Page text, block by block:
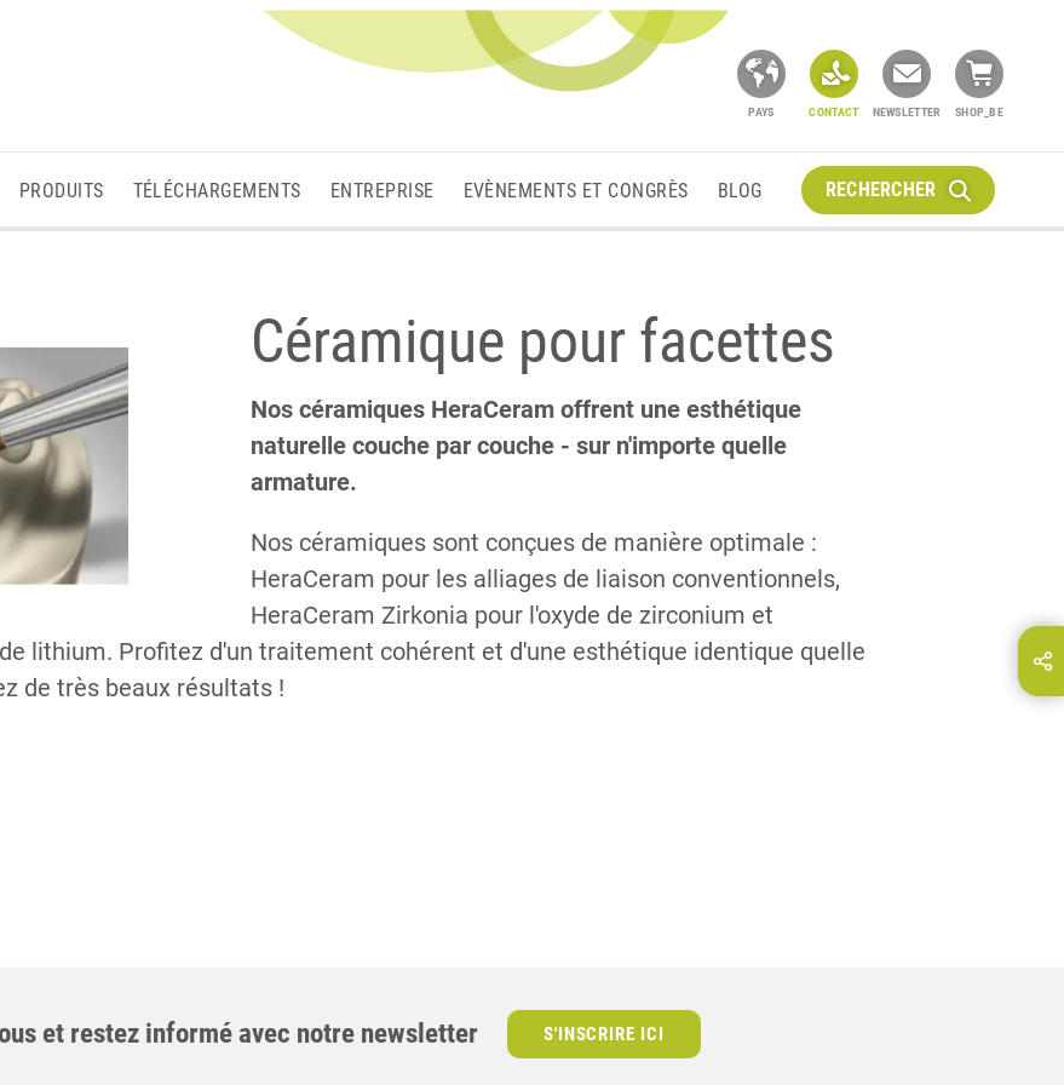
PAYS CONTACT NEWSLETTER SHOP_BE
PRODUITS TÉLÉCHARGEMENTS ENTREPRISE EVÈNEMENTS ET CONGRÈS BLOG RECHERCHER
Partagez cette page via...
Céramique pour facettes
Nos céramiques HeraCeram offrent une esthétique
naturelle couche par couche - sur n'importe quelle
armature.
Nos céramiques sont conçues de manière optimale :
HeraCeram pour les alliages de liaison conventionnels,
HeraCeram Zirkonia pour l'oxyde de zirconium et
lithium. Profitez d'un traitement cohérent et d'une esthétique identique quelle
de très beaux résultats !
et restez informé avec notre newsletter S'INSCRIRE ICI